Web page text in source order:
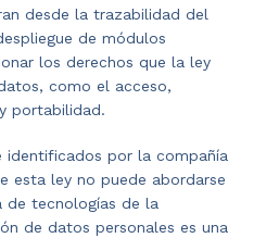
desde la trazabilidad del
de módulos
los derechos que la ley
como el acceso,
portabilidad.
identificados por la compañía
esta ley no puede abordarse
de tecnologías de la
de datos personales es una